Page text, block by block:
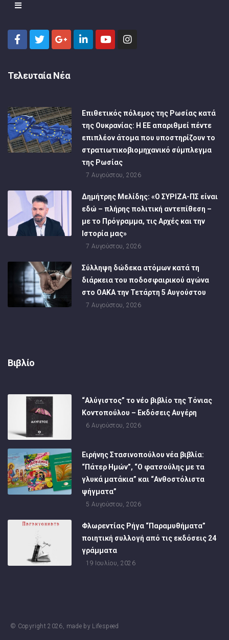
Τελευταία Νέα
Επιθετικός πόλεμος της Ρωσίας κατά
της Ουκρανίας: Η ΕΕ απαριθμεί πέντε
επιπλέον άτομα που υποστηρίζουν το
στρατιωτικοβιομηχανικό σύμπλεγμα
της Ρωσίας
7 Αυγούστου, 2026
Δημήτρης Μελίδης: «Ο ΣΥΡΙΖΑ-ΠΣ είναι
εδώ – πλήρης πολιτική αντεπίθεση –
με το Πρόγραμμα, τις Αρχές και την
Ιστορία μας»
7 Αυγούστου, 2026
Σύλληψη δώδεκα ατόμων κατά τη
διάρκεια του ποδοσφαιρικού αγώνα
στο ΟΑΚΑ την Τετάρτη 5 Αυγούστου
7 Αυγούστου, 2026
Βιβλίο
“Αλύγιστος” το νέο βιβλίο της Τόνιας
Κοντοπούλου – Εκδόσεις Αυγέρη
6 Αυγούστου, 2026
Ειρήνης Στασινοπούλου νέα βιβλία:
“Πάτερ Ημών”, “Ο φατσούλης με τα
γλυκά ματάκια” και “Ανθοστόλιστα
ψήγματα”
5 Αυγούστου, 2026
Φλωρεντίας Ρήγα “Παραμυθήματα”
ποιητική συλλογή από τις εκδόσεις 24
γράμματα
19 Ιουλίου, 2026
© Copyright2026, made by Lifespeed